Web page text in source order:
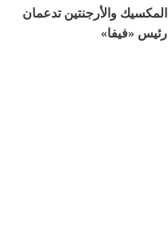
المكسيك والأرجنتين تدعمان
رئيس «فيفا»